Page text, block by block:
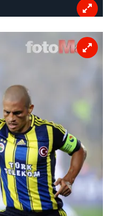
sitemizin daha işlevsel
ve sizlere yönelik
kullanılacaktır.
yer alan panel
ilişkin detaylı bilgi
Çerez Bilgilendirme
Kanunu uyarınca
okumak ve sitemizde
çerezlerle ilgili bilgi